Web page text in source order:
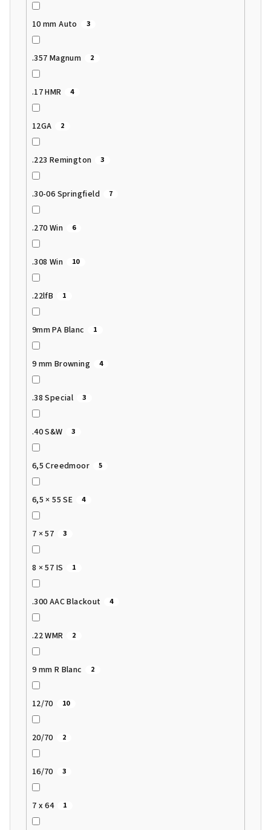
10 mm Auto 3
.357 Magnum 2
.17 HMR 4
12GA 2
.223 Remington 3
.30-06 Springfield 7
.270 Win 6
.308 Win 10
.22lfB 1
9mm PA Blanc 1
9 mm Browning 4
.38 Special 3
.40 S&W 3
6,5 Creedmoor 5
6,5 × 55 SE 4
7 × 57 3
8 × 57 IS 1
.300 AAC Blackout 4
.22 WMR 2
9 mm R Blanc 2
12/70 10
20/70 2
16/70 3
7 x 64 1